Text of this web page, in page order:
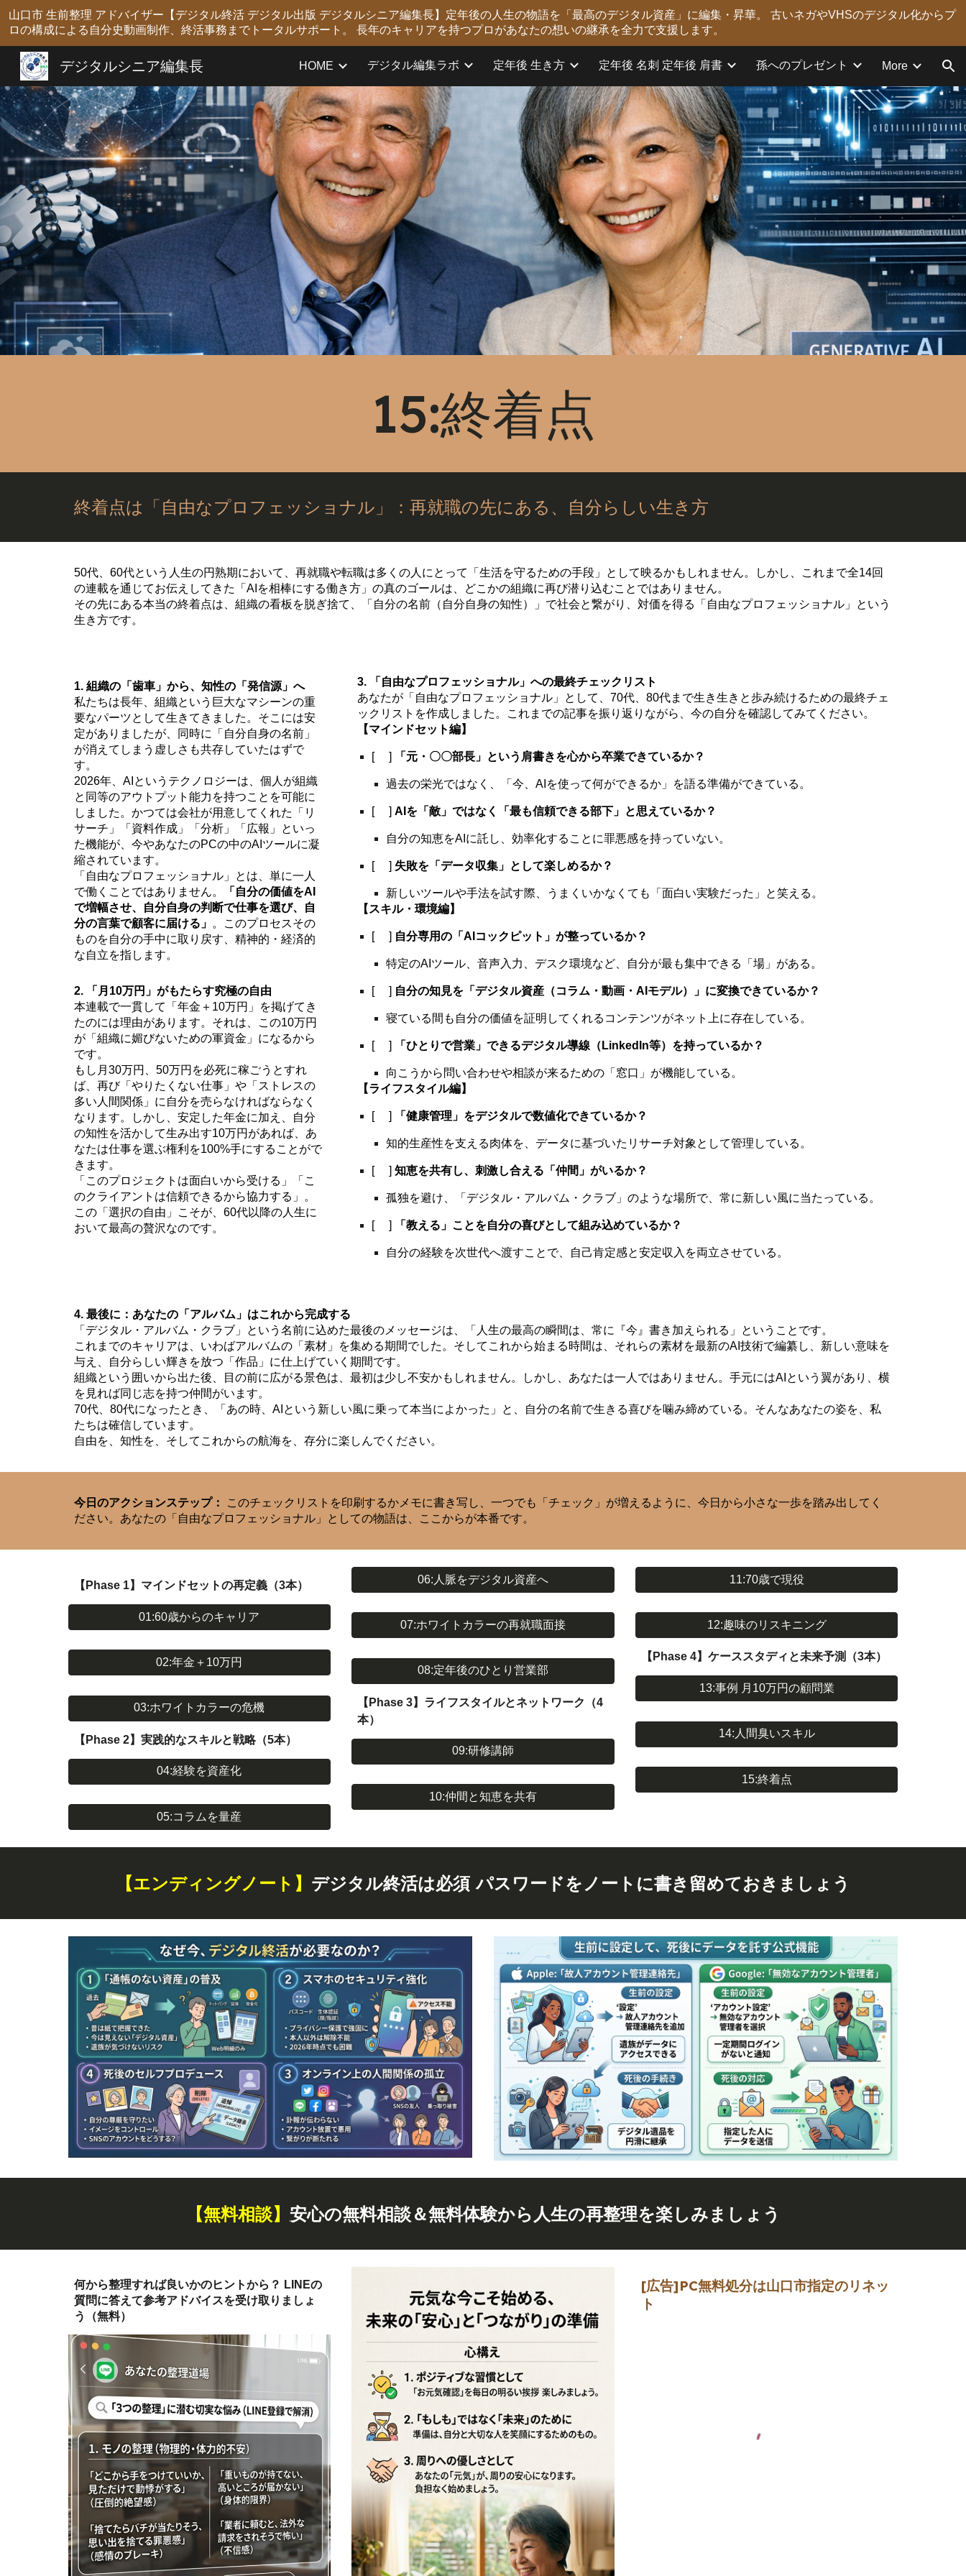
Skip to main content Skip to navigation
山口市 生前整理 アドバイザー【デジタル終活 デジタル出版 デジタルシニア編集長】定年後の人生の物語を「最高のデジタル資産」に編集・昇華。 古いネガやVHSのデジタル化からプ
ロの構成による自分史動画制作、終活事務までトータルサポート。 長年のキャリアを持つプロがあなたの想いの継承を全力で支援します。
デジタルシニア編集長 HOME デジタル編集ラボ 定年後 生き方 定年後 名刺 定年後 肩書 孫へのプレゼント More
15:終着点
終着点は「自由なプロフェッショナル」：再就職の先にある、自分らしい生き方
50代、60代という人生の円熟期において、再就職や転職は多くの人にとって「生活を守るための手段」として映るかもしれません。しかし、これまで全14回
の連載を通じてお伝えしてきた「AIを相棒にする働き方」の真のゴールは、どこかの組織に再び潜り込むことではありません。
その先にある本当の終着点は、組織の看板を脱ぎ捨て、「自分の名前（自分自身の知性）」で社会と繋がり、対価を得る「自由なプロフェッショナル」という
生き方です。
1. 組織の「歯車」から、知性の「発信源」へ
私たちは長年、組織という巨大なマシーンの重
要なパーツとして生きてきました。そこには安
定がありましたが、同時に「自分自身の名前」
が消えてしまう虚しさも共存していたはずで
す。
2026年、AIというテクノロジーは、個人が組織
と同等のアウトプット能力を持つことを可能に
しました。かつては会社が用意してくれた「リ
サーチ」「資料作成」「分析」「広報」といっ
た機能が、今やあなたのPCの中のAIツールに凝
縮されています。
「自由なプロフェッショナル」とは、単に一人
で働くことではありません。
「自分の価値をAI
で増幅させ、自分自身の判断で仕事を選び、自
分の言葉で顧客に届ける」 。このプロセスその
ものを自分の手中に取り戻す、精神的・経済的
な自立を指します。
2. 「月10万円」がもたらす究極の自由
本連載で一貫して「年金＋10万円」を掲げてき
たのには理由があります。それは、この10万円
が「組織に媚びないための軍資金」になるから
です。
もし月30万円、50万円を必死に稼ごうとすれ
ば、再び「やりたくない仕事」や「ストレスの
多い人間関係」に自分を売らなければならなく
なります。しかし、安定した年金に加え、自分
の知性を活かして生み出す10万円があれば、あ
なたは仕事を選ぶ権利を100%手にすることがで
きます。
「このプロジェクトは面白いから受ける」「こ
のクライアントは信頼できるから協力する」。
この「選択の自由」こそが、60代以降の人生に
おいて最高の贅沢なのです。
3. 「自由なプロフェッショナル」への最終チェックリスト
あなたが「自由なプロフェッショナル」として、70代、80代まで生き生きと歩み続けるための最終チェ
ックリストを作成しました。これまでの記事を振り返りながら、今の自分を確認してみてください。
【マインドセット編】
[ ] 「元・〇〇部長」という肩書きを心から卒業できているか？
過去の栄光ではなく、「今、AIを使って何ができるか」を語る準備ができている。
[ ]AIを「敵」ではなく「最も信頼できる部下」と思えているか？
自分の知恵をAIに託し、効率化することに罪悪感を持っていない。
[ ] 失敗を「データ収集」として楽しめるか？
新しいツールや手法を試す際、うまくいかなくても「面白い実験だった」と笑える。
【スキル・環境編】
[ ] 自分専用の「AIコックピット」が整っているか？
特定のAIツール、音声入力、デスク環境など、自分が最も集中できる「場」がある。
[ ] 自分の知見を「デジタル資産（コラム・動画・AIモデル）」に変換できているか？
寝ている間も自分の価値を証明してくれるコンテンツがネット上に存在している。
[ ] 「ひとりで営業」できるデジタル導線（LinkedIn等）を持っているか？
向こうから問い合わせや相談が来るための「窓口」が機能している。
【ライフスタイル編】
[ ] 「健康管理」をデジタルで数値化できているか？
知的生産性を支える肉体を、データに基づいたリサーチ対象として管理している。
[ ]知恵を共有し、刺激し合える「仲間」がいるか？
孤独を避け、「デジタル・アルバム・クラブ」のような場所で、常に新しい風に当たっている。
[ ] 「教える」ことを自分の喜びとして組み込めているか？
自分の経験を次世代へ渡すことで、自己肯定感と安定収入を両立させている。
4. 最後に：あなたの「アルバム」はこれから完成する
「デジタル・アルバム・クラブ」という名前に込めた最後のメッセージは、「人生の最高の瞬間は、常に『今』書き加えられる」ということです。
これまでのキャリアは、いわばアルバムの「素材」を集める期間でした。そしてこれから始まる時間は、それらの素材を最新のAI技術で編纂し、新しい意味を
与え、自分らしい輝きを放つ「作品」に仕上げていく期間です。
組織という囲いから出た後、目の前に広がる景色は、最初は少し不安かもしれません。しかし、あなたは一人ではありません。手元にはAIという翼があり、横
を見れば同じ志を持つ仲間がいます。
70代、80代になったとき、「あの時、AIという新しい風に乗って本当によかった」と、自分の名前で生きる喜びを噛み締めている。そんなあなたの姿を、私
たちは確信しています。
自由を、知性を、そしてこれからの航海を、存分に楽しんでください。
今日のアクションステップ：
このチェックリストを印刷するかメモに書き写し、一つでも「チェック」が増えるように、今日から小さな一歩を踏み出してく
ださい。あなたの「自由なプロフェッショナル」としての物語は、ここからが本番です。
【Phase 1】マインドセットの再定義（3本）
01:60歳からのキャリア
02:年金＋10万円
03:ホワイトカラーの危機
【Phase 2】実践的なスキルと戦略（5本）
04:経験を資産化
05:コラムを量産
06:人脈をデジタル資産へ
07:ホワイトカラーの再就職面接
08:定年後のひとり営業部
【Phase 3】ライフスタイルとネットワーク（4
本）
09:研修講師
10:仲間と知恵を共有
11:70歳で現役
12:趣味のリスキニング
【Phase 4】ケーススタディと未来予測（3本）
13:事例 月10万円の顧問業
14:人間臭いスキル
15:終着点
【エンディングノート】 デジタル終活は必須 パスワードをノートに書き留めておきましょう
【無料相談】 安心の無料相談＆無料体験から人生の再整理を楽しみましょう
何から整理すれば良いかのヒントから？ LINEの
質問に答えて参考アドバイスを受け取りましょ
う（無料）
[広告]PC無料処分は山口市指定のリネッ
ト